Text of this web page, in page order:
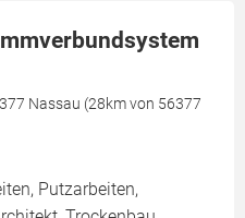
Nassau (28km von 56377
Putzarbeiten,